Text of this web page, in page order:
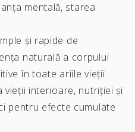
mentală, starea
și rapide de
naturală a corpului
în toate ariile vieții
vieții interioare, nutriției și
pentru efecte cumulate